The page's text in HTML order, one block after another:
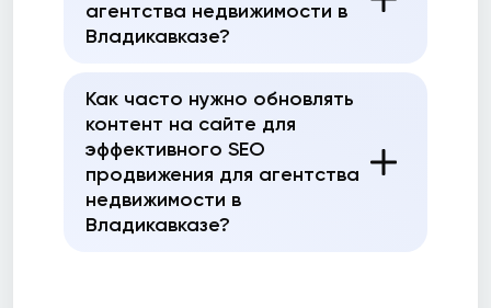
агентства недвижимости в
Владикавказе?
Как часто нужно обновлять
контент на сайте для
эффективного SEO
продвижения для агентства
недвижимости в
Владикавказе?